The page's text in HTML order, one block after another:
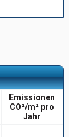
Emissionen
CO²/m² pro
Jahr